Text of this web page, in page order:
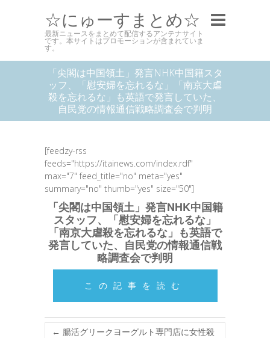
☆にゅーすまとめ☆
最新ニュースをまとめて配信するアンテナサイト
です。本サイトはプロモーションが含まれていま
す。
「尖閣は中国領土」発言NHK中国籍スタ
ッフ、「慰安婦を忘れるな」「南京大虐
殺を忘れるな」も英語で発言していた、
自民党の情報通信戦略調査会で判明
[feedzy-rss
feeds="https://itainews.com/index.rdf"
max="7" feed_title="no" meta="yes"
summary="no" thumb="yes" size="50"]
「尖閣は中国領土」発言NHK中国籍
スタッフ、「慰安婦を忘れるな」
「南京大虐殺を忘れるな」も英語で
発言していた、自民党の情報通信戦
略調査会で判明
この記事を読む
← 腸活グリークヨーグルト専門店に女性殺